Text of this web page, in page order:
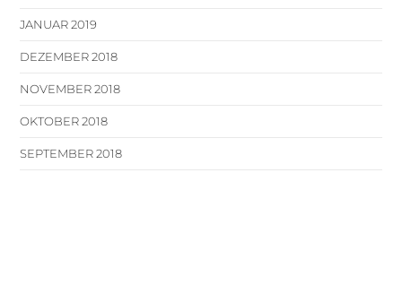
JANUAR 2019
DEZEMBER 2018
NOVEMBER 2018
OKTOBER 2018
SEPTEMBER 2018